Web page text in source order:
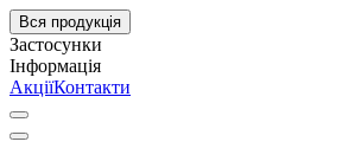
Вся продукція
Застосунки
Інформація
АкціїКонтакти